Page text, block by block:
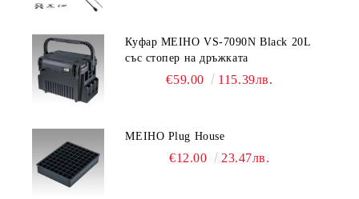
Куфар MEIHO VS-7090N Black 20L
със стопер на дръжката
€59.00 115.39лв.
MEIHO Plug House
€12.00 23.47лв.